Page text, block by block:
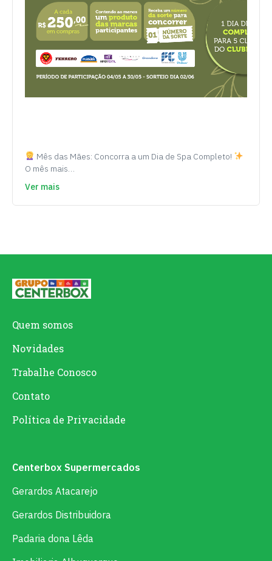
Mês das Mães: Concorra a um Dia de Spa Completo!
O mês mais…
Ver mais
Quem somos
Novidades
Trabalhe Conosco
Contato
Política de Privacidade
Centerbox Supermercados
Gerardos Atacarejo
Gerardos Distribuidora
Padaria dona Lêda